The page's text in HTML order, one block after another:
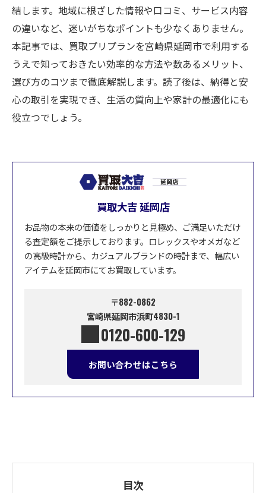
結します。地域に根ざした情報や口コミ、サービス内容
の違いなど、迷いがちなポイントも少なくありません。
本記事では、買取プリプランを宮崎県延岡市で利用する
うえで知っておきたい効率的な方法や数あるメリット、
選び方のコツまで徹底解説します。読了後は、納得と安
心の取引を実現でき、生活の質向上や家計の最適化にも
役立つでしょう。
買取大吉 延岡店
お品物の本来の価値をしっかりと見極め、ご満足いただけ
る査定額をご提示しております。ロレックスやオメガなど
の高級時計から、カジュアルブランドの時計まで、幅広い
アイテムを延岡市にてお買取しています。
〒882-0862
宮崎県延岡市浜町4830-1
0120-600-129
お問い合わせはこちら
目次